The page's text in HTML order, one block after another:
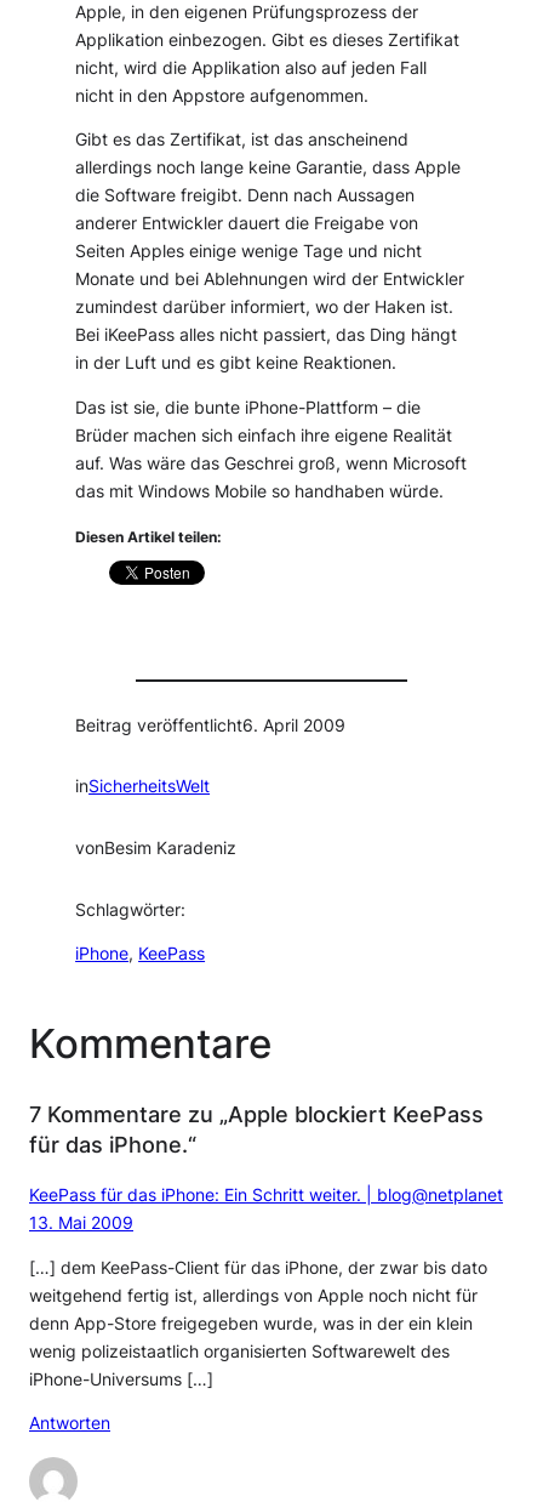
Apple, in den eigenen Prüfungsprozess der
Applikation einbezogen. Gibt es dieses Zertifikat
nicht, wird die Applikation also auf jeden Fall
nicht in den Appstore aufgenommen.
Gibt es das Zertifikat, ist das anscheinend
allerdings noch lange keine Garantie, dass Apple
die Software freigibt. Denn nach Aussagen
anderer Entwickler dauert die Freigabe von
Seiten Apples einige wenige Tage und nicht
Monate und bei Ablehnungen wird der Entwickler
zumindest darüber informiert, wo der Haken ist.
Bei iKeePass alles nicht passiert, das Ding hängt
in der Luft und es gibt keine Reaktionen.
Das ist sie, die bunte iPhone-Plattform – die
Brüder machen sich einfach ihre eigene Realität
auf. Was wäre das Geschrei groß, wenn Microsoft
das mit Windows Mobile so handhaben würde.
Diesen Artikel teilen:
Beitrag veröffentlicht6. April 2009
inSicherheitsWelt
vonBesim Karadeniz
Schlagwörter:
iPhone, KeePass
Kommentare
7 Kommentare zu „Apple blockiert KeePass
für das iPhone.“
KeePass für das iPhone: Ein Schritt weiter. | blog@netplanet
13. Mai 2009
[…] dem KeePass-Client für das iPhone, der zwar bis dato
weitgehend fertig ist, allerdings von Apple noch nicht für
denn App-Store freigegeben wurde, was in der ein klein
wenig polizeistaatlich organisierten Softwarewelt des
iPhone-Universums […]
Antworten